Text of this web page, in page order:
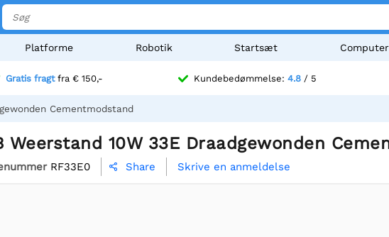
Platforme Robotik Startsæt
Gratis fragtfra € 150,- Kundebedømmelse: 4.8 / 5
Cementmodstand
Weerstand 10W 33E Draadgewonden
RF33E0  Share Skrive en anmeldelse